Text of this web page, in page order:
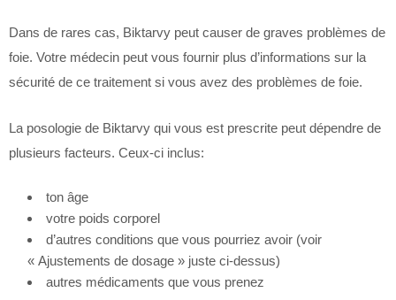
Dans de rares cas, Biktarvy peut causer de graves problèmes de
foie. Votre médecin peut vous fournir plus d’informations sur la
sécurité de ce traitement si vous avez des problèmes de foie.
La posologie de Biktarvy qui vous est prescrite peut dépendre de
plusieurs facteurs. Ceux-ci inclus:
ton âge
votre poids corporel
d’autres conditions que vous pourriez avoir (voir
« Ajustements de dosage » juste ci-dessus)
autres médicaments que vous prenez